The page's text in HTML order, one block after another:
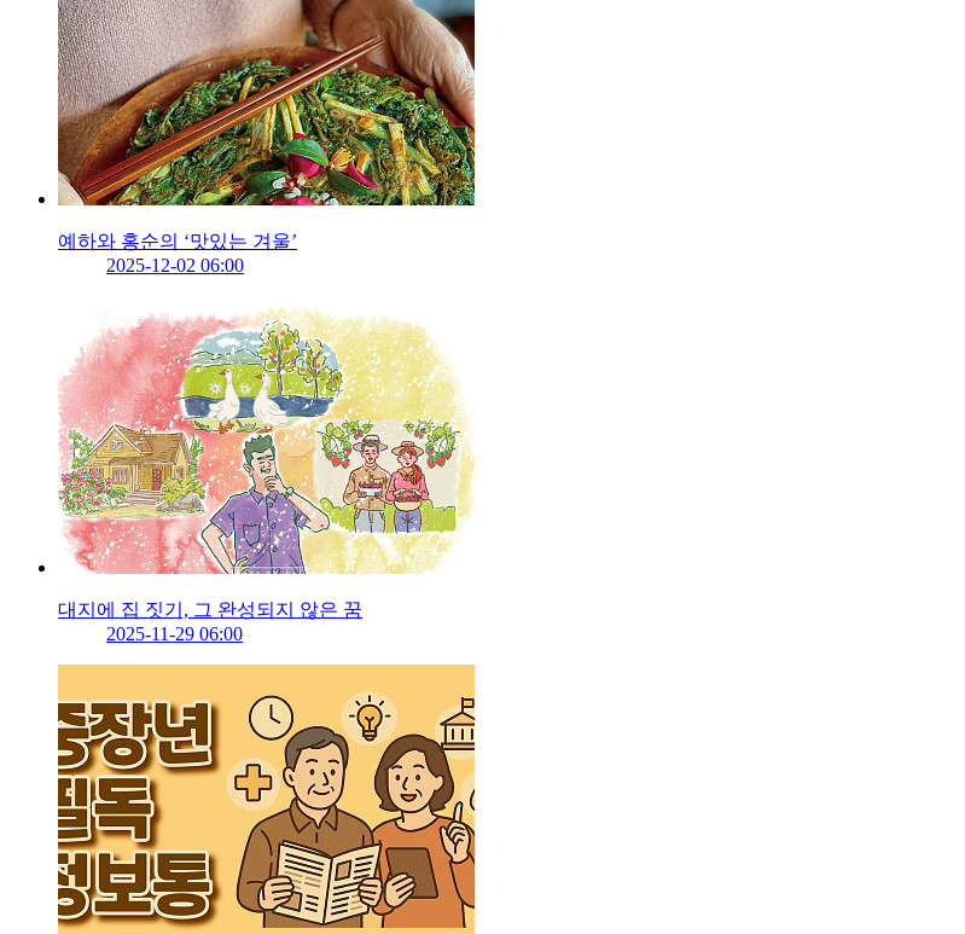
예하와 홍순의 ‘맛있는 겨울’
2025-12-02 06:00
대지에 집 짓기, 그 완성되지 않은 꿈
2025-11-29 06:00